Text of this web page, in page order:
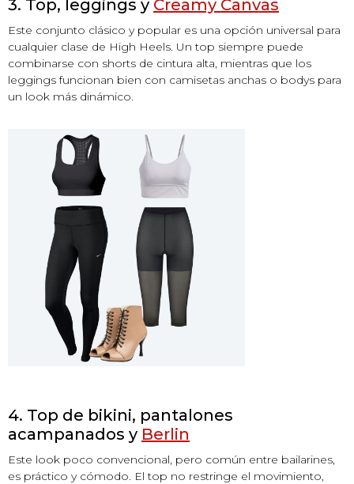
3. Top, leggings y Creamy Canvas
Este conjunto clásico y popular es una opción universal para
cualquier clase de High Heels. Un top siempre puede
combinarse con shorts de cintura alta, mientras que los
leggings funcionan bien con camisetas anchas o bodys para
un look más dinámico.
4. Top de bikini, pantalones
acampanados y Berlin
Este look poco convencional, pero común entre bailarines,
es práctico y cómodo. El top no restringe el movimiento,